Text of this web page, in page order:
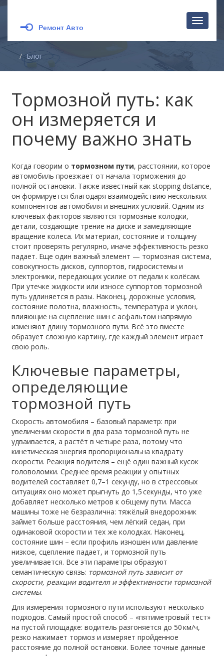
Блог
Тормозной путь: как
он измеряется и
почему важно знать
Когда говорим о тормозном пути,расстоянии, которое
автомобиль проезжает от начала торможения до
полной остановки. Также известный как stopping distance,
он формируется благодаря взаимодействию нескольких
компонентов автомобиля и внешних условий. Одним из
ключевых факторов являются тормозные колодки,
детали, создающие трение на диске и замедляющие
вращение колеса. Их материал, состояние и толщину
стоит проверять регулярно, иначе эффективность резко
падает. Еще один важный элемент — тормозная система,
совокупность дисков, суппортов, гидросистемы и
электроники, передающих усилие от педали к колёсам.
При утечке жидкости или износе суппортов тормозной
путь удлиняется в разы. Наконец, дорожные условия,
состояние полотна, влажность, температура и уклон,
влияющие на сцепление шин с асфальтом напрямую
изменяют длину тормозного пути. Всё это вместе
образует сложную картину, где каждый элемент играет
свою роль.
Ключевые параметры,
определяющие
тормозной путь
Скорость автомобиля – базовый параметр: при
увеличении скорости в два раза тормозной путь не
удваивается, а растёт в четыре раза, потому что
кинетическая энергия пропорциональна квадрату
скорости. Реакция водителя – ещё один важный кусок
головоломки. Среднее время реакции у опытных
водителей составляет 0,7–1 секунду, но в стрессовых
ситуациях оно может прыгнуть до 1,5 секунды, что уже
добавляет несколько метров к общему пути. Масса
машины тоже не безразлична: тяжёлый внедорожник
займет больше расстояния, чем лёгкий седан, при
одинаковой скорости и тех же колодках. Наконец,
состояние шин – если профиль изношен или давление
низкое, сцепление падает, и тормозной путь
увеличивается. Все эти параметры образуют
семантическую связь: тормозной путь зависит от
скорости, реакции водителя и эффективности тормозной
системы.
Для измерения тормозного пути используют несколько
подходов. Самый простой способ – «пятиметровый тест»
на пустой площадке: водитель разгоняется до 50 км/ч,
резко нажимает тормоз и измеряет пройденное
расстояние до полной остановки. Более точные данные